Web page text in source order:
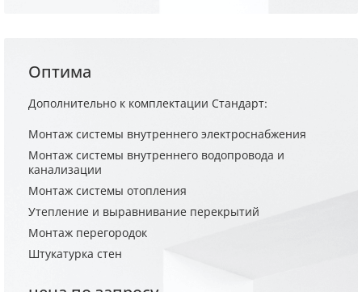
Оптима
Дополнительно к комплектации Стандарт:
Монтаж системы внутреннего электроснабжения
Монтаж системы внутреннего водопровода и
канализации
Монтаж системы отопления
Утепление и выравнивание перекрытий
Монтаж перегородок
Штукатурка стен